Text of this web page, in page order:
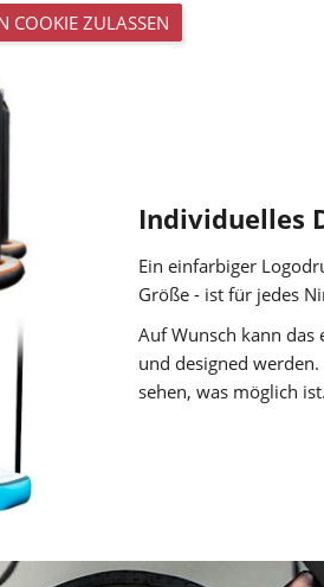
COOKIE ZULASSEN
Individuelles
Ein einfarbiger
Größe - ist für jedes
Auf Wunsch kann
und designed
sehen, was möglich